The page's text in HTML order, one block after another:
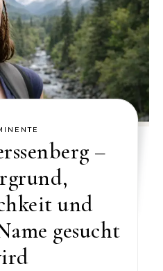
–
und
gesucht